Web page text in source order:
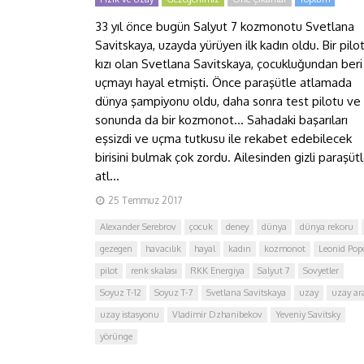
33 yıl önce bugün Salyut 7 kozmonotu Svetlana
Savitskaya, uzayda yürüyen ilk kadın oldu. Bir
kızı olan Svetlana Savitskaya, çocukluğundan beri
uçmayı hayal etmişti. Önce paraşütle atlamada
dünya şampiyonu oldu, daha sonra test pilotu ve
sonunda da bir kozmonot… Sahadaki başarıları
eşsizdi ve uçma tutkusu ile rekabet edebilecek
birisini bulmak çok zordu. Ailesinden gizli
atl...
25 Temmuz 2017
Alexander Serebrov çocuk deney dünya dünya rekoru
gezegen
havacılık hayal kadın kozmonot
Leonid
pilot
renk skalası RKK Energiya Salyut 7
Sovyetler
Soyuz T-12
Soyuz T-7 Svetlana Savitskaya uzay
uzay
uzay istasyonu
Vladimir Dzhanibekov
Yeveniy Savitsky
yörünge